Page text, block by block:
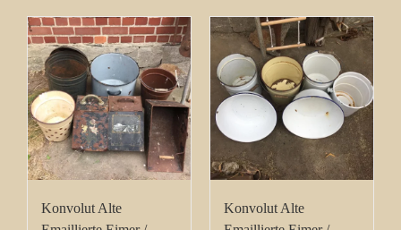
Konvolut Alte
Konvolut Alte